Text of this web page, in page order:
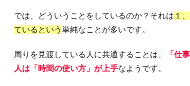
では、どういうことをしているのか？それは １
ているという 単純なことが多いです。
周りを見渡している人に共通することは、
「仕
人は「時間の使い方」が上手なようです。